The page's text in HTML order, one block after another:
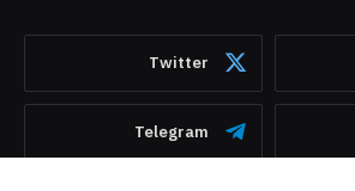
Twitter
Telegram